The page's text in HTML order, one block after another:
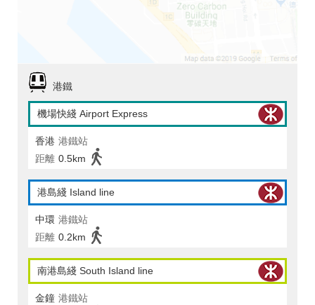
港鐵
機場快綫 Airport Express
香港 港鐵站
距離 0.5km
港島綫 Island line
中環 港鐵站
距離 0.2km
南港島綫 South Island line
金鐘 港鐵站